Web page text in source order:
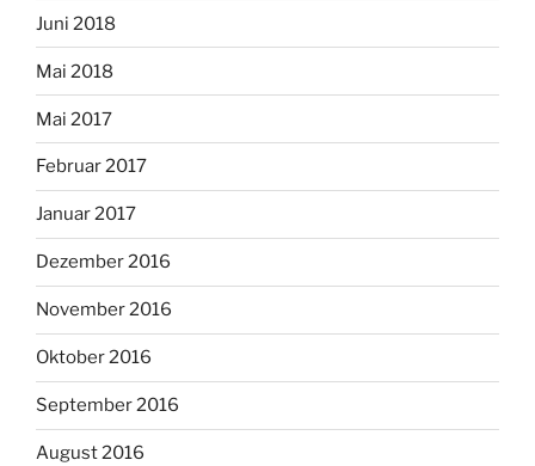
Juni 2018
Mai 2018
Mai 2017
Februar 2017
Januar 2017
Dezember 2016
November 2016
Oktober 2016
September 2016
August 2016